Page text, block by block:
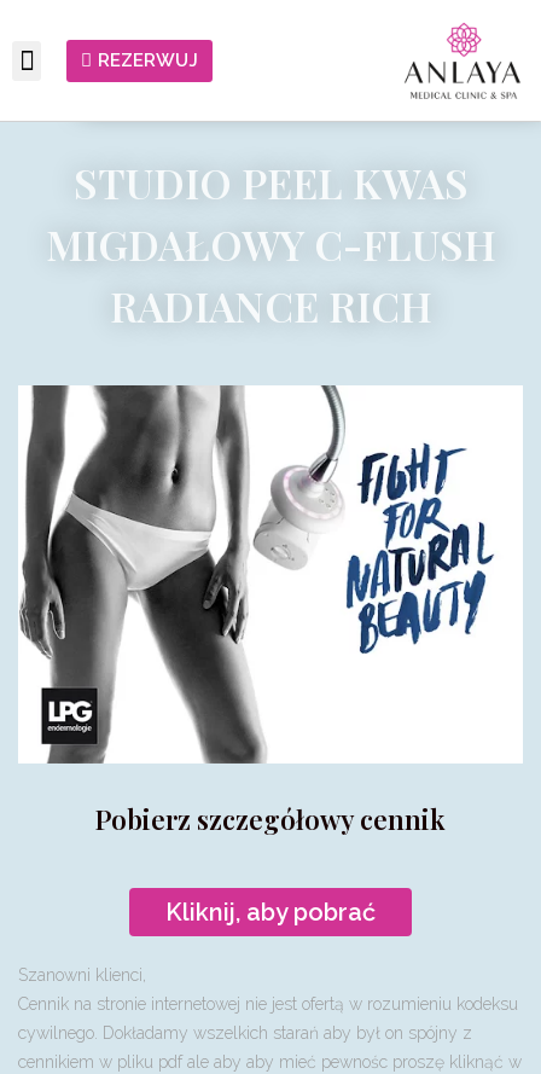
REZERWUJ
STUDIO PEEL KWAS
MIGDAŁOWY C-FLUSH
RADIANCE RICH
Pobierz szczegółowy cennik
Kliknij, aby pobrać
Szanowni klienci,
Cennik na stronie internetowej nie jest ofertą w rozumieniu kodeksu
cywilnego. Dokładamy wszelkich starań aby był on spójny z
cennikiem w pliku pdf ale aby aby mieć pewnośc proszę kliknąć w